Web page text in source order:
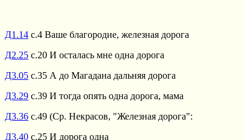
Д1.14 с.4 Ваше благородие, железная дорога
Д2.25 с.20 И осталась мне одна дорога
Д3.05 с.35 А до Магадана дальняя дорога
Д3.29 с.39 И тогда опять одна дорога, мама
Д3.36 с.49 (Ср. Некрасов, "Железная дорога":
Д3.40 с.25 И дорога одна